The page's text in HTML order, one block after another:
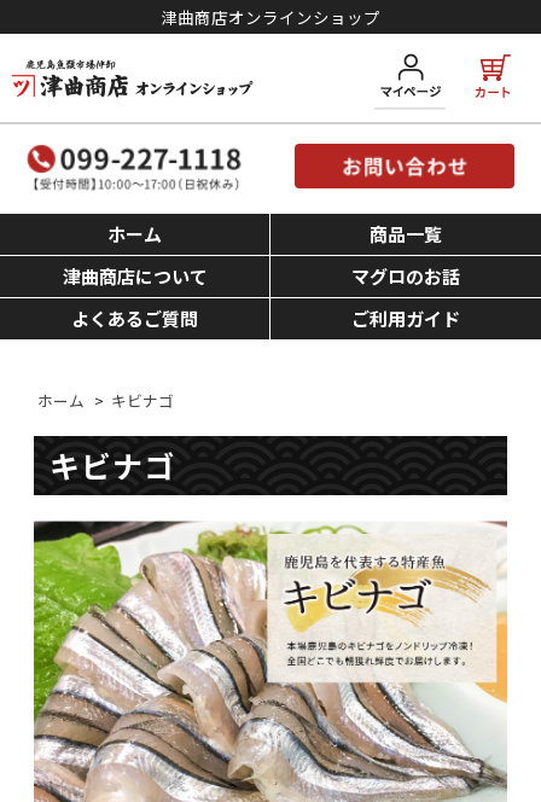
津曲商店オンラインショップ
ホーム
商品一覧
津曲商店について
マグロのお話
よくあるご質問
ご利用ガイド
ホーム > キビナゴ
キビナゴ